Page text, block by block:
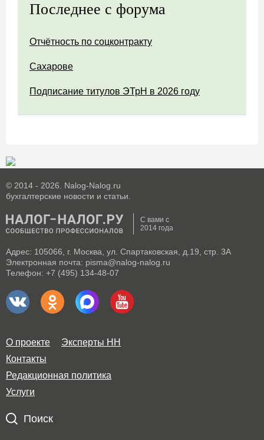
Последнее с форума
Отчётность по соцконтракту
Сахарове
Подписание титулов ЭТрН в 2026 году
© 2014 - 2026. Nalog-Nalog.ru
бухгалтерские новости и статьи.
С вами с
2014 года
Адрес: 105066, г. Москва, ул. Спартаковская, д.19, стр. 3А
Электронная почта: pisma@nalog-nalog.ru
Телефон: +7 (495) 134-48-07
О проекте
Эксперты НН
Контакты
Редакционная политика
Услуги
Поиск